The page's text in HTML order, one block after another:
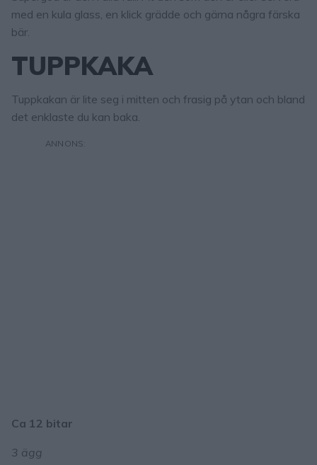
med en kula glass, en klick grädde och gärna några färska
bär.
TUPPKAKA
Tuppkakan är lite seg i mitten och frasig på ytan och bland
det enklaste du kan baka.
Ca 12 bitar
3 ägg